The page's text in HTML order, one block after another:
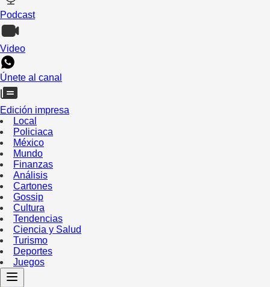
Podcast
Video
Únete al canal
Edición impresa
Local
Policiaca
México
Mundo
Finanzas
Análisis
Cartones
Gossip
Cultura
Tendencias
Ciencia y Salud
Turismo
Deportes
Juegos